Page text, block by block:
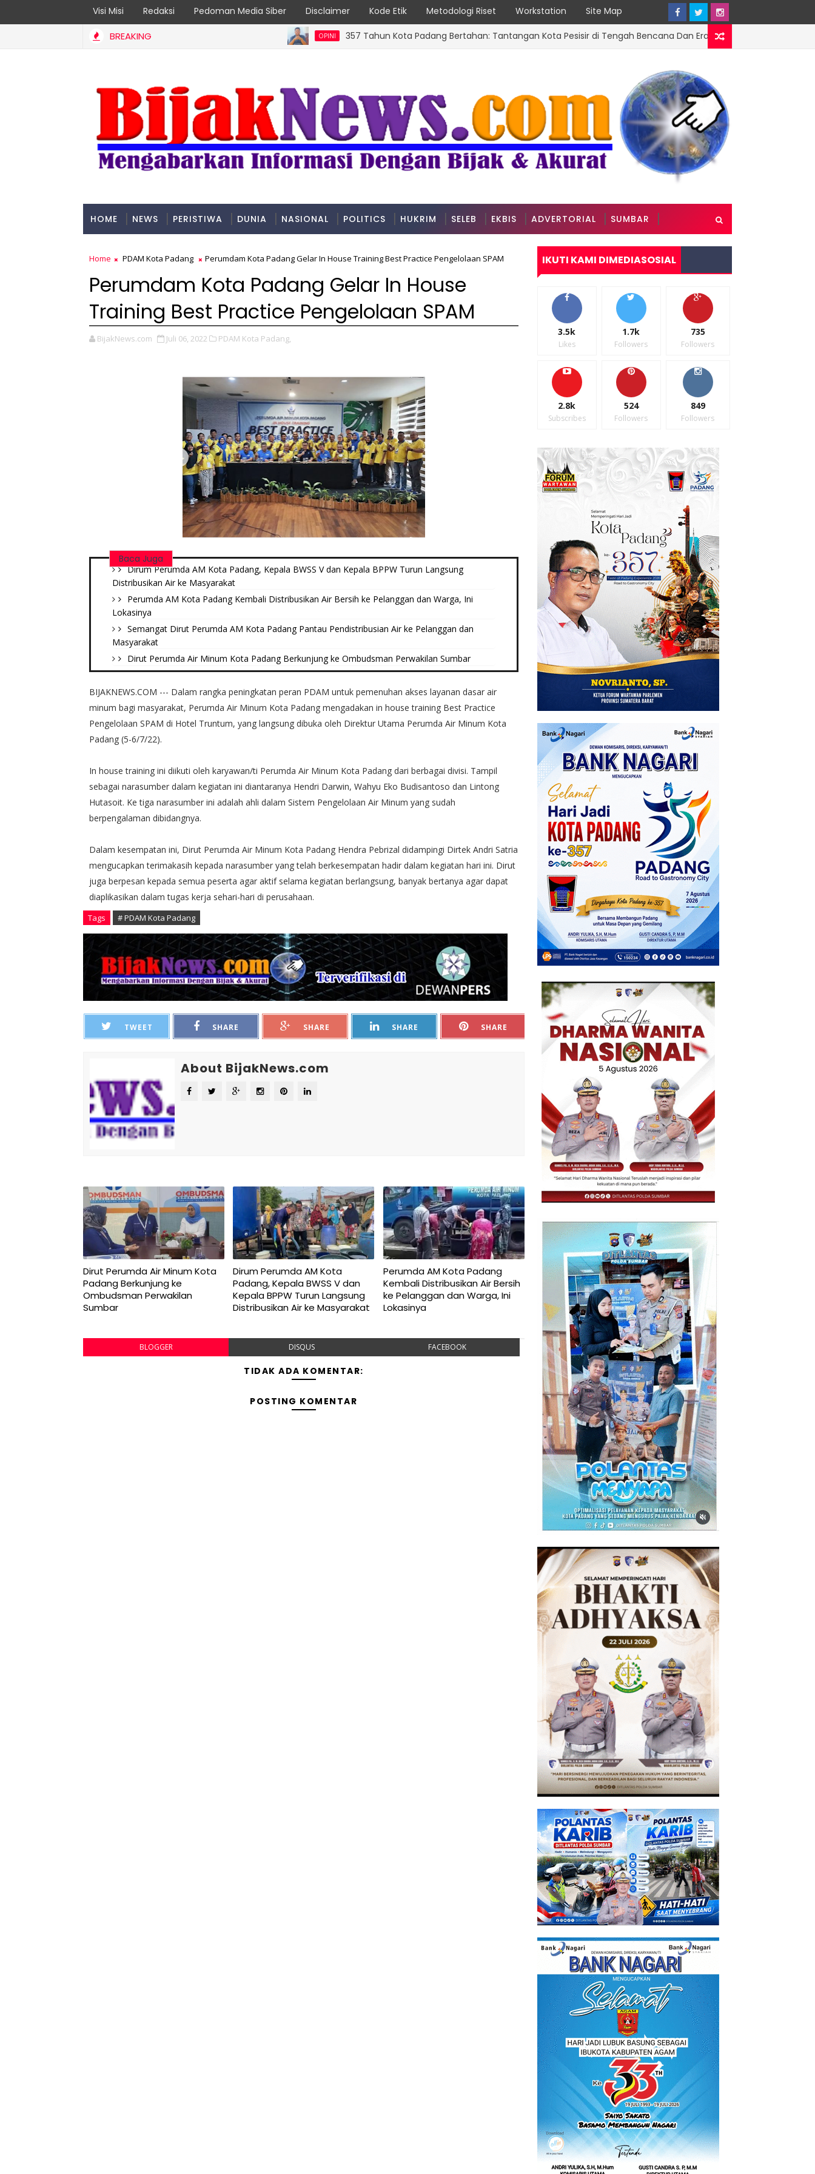
Visi Misi Redaksi Pedoman Media Siber Disclaimer Kode Etik Metodologi Riset Workstation Site Map
BREAKING OPINI 357 Tahun Kota Padang Bertahan: Tantangan Kota Pesisir di Tengah Bencana Dan Era Modernisasi
HOME NEWS PERISTIWA DUNIA NASIONAL POLITICS HUKRIM SELEB EKBIS ADVERTORIAL SUMBAR
Home PDAM Kota Padang Perumdam Kota Padang Gelar In House Training Best Practice Pengelolaan SPAM
Perumdam Kota Padang Gelar In House
Training Best Practice Pengelolaan SPAM
BijakNews.com Juli 06, 2022 PDAM Kota Padang,
Baca Juga
Dirum Perumda AM Kota Padang, Kepala BWSS V dan Kepala BPPW Turun Langsung
Distribusikan Air ke Masyarakat
Perumda AM Kota Padang Kembali Distribusikan Air Bersih ke Pelanggan dan Warga, Ini
Lokasinya
Semangat Dirut Perumda AM Kota Padang Pantau Pendistribusian Air ke Pelanggan dan
Masyarakat
Dirut Perumda Air Minum Kota Padang Berkunjung ke Ombudsman Perwakilan Sumbar
BIJAKNEWS.COM --- Dalam rangka peningkatan peran PDAM untuk pemenuhan akses layanan dasar air
minum bagi masyarakat, Perumda Air Minum Kota Padang mengadakan in house training Best Practice
Pengelolaan SPAM di Hotel Truntum, yang langsung dibuka oleh Direktur Utama Perumda Air Minum Kota
Padang (5-6/7/22).
In house training ini diikuti oleh karyawan/ti Perumda Air Minum Kota Padang dari berbagai divisi. Tampil
sebagai narasumber dalam kegiatan ini diantaranya Hendri Darwin, Wahyu Eko Budisantoso dan Lintong
Hutasoit. Ke tiga narasumber ini adalah ahli dalam Sistem Pengelolaan Air Minum yang sudah
berpengalaman dibidangnya.
Dalam kesempatan ini, Dirut Perumda Air Minum Kota Padang Hendra Pebrizal didampingi Dirtek Andri Satria
mengucapkan terimakasih kepada narasumber yang telah berkesempatan hadir dalam kegiatan hari ini. Dirut
juga berpesan kepada semua peserta agar aktif selama kegiatan berlangsung, banyak bertanya agar dapat
diaplikasikan dalam tugas kerja sehari-hari di perusahaan.
Tags # PDAM Kota Padang
TWEET SHARE SHARE SHARE SHARE
About BijakNews.com
Dirut Perumda Air Minum Kota
Padang Berkunjung ke
Ombudsman Perwakilan
Sumbar
Dirum Perumda AM Kota
Padang, Kepala BWSS V dan
Kepala BPPW Turun Langsung
Distribusikan Air ke Masyarakat
Perumda AM Kota Padang
Kembali Distribusikan Air Bersih
ke Pelanggan dan Warga, Ini
Lokasinya
BLOGGER DISQUS FACEBOOK
TIDAK ADA KOMENTAR:
POSTING KOMENTAR
IKUTI KAMI DIMEDIASOSIAL
3.5k
Likes
1.7k
Followers
735
Followers
2.8k
Subscribes
524
Followers
849
Followers